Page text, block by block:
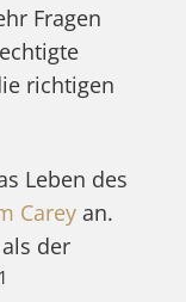
Fragen
richtigen
Leben des
Careyan.
der
1